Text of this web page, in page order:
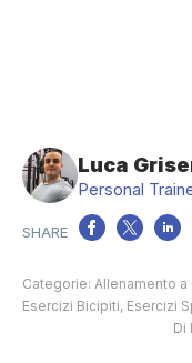
Luca
Personal
Categorie: Allenamento a
Esercizi Bicipiti, Esercizi
Di